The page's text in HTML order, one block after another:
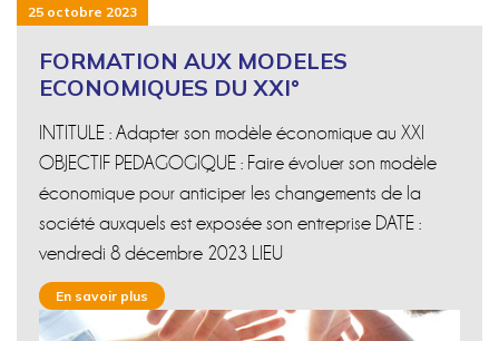
FORMATION AUX MODELES
ECONOMIQUES DU XXI°
25 octobre 2023
INTITULE : Adapter son modèle économique au XXI
OBJECTIF PEDAGOGIQUE : Faire évoluer son modèle
économique pour anticiper les changements de la
société auxquels est exposée son entreprise DATE :
vendredi 8 décembre 2023 LIEU
En savoir plus